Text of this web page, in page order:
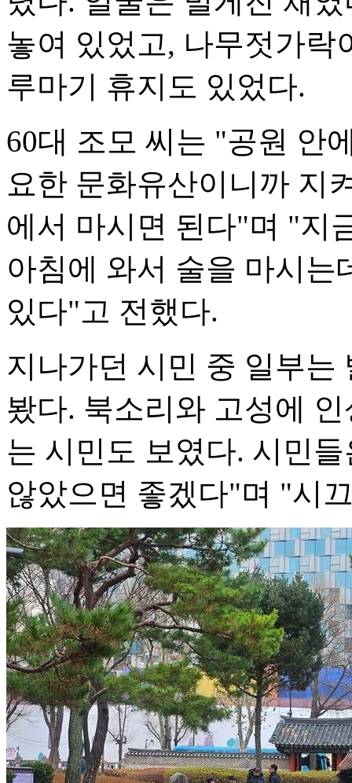
놓여 있었고, 나무젓가락
루마기 휴지도 있었다.
60대 조모 씨는 "공원 안
요한 문화유산이니까 지
에서 마시면 된다"며 "지
아침에 와서 술을 마시는
있다"고 전했다.
지나가던 시민 중 일부는
봤다. 북소리와 고성에
는 시민도 보였다. 시민
않았으면 좋겠다"며 "시